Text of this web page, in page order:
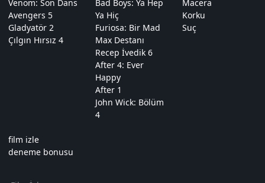
Venom: Son Dans
Avengers 5
Gladyatör 2
Çılgın Hırsız 4
Bad Boys: Ya Hep
Ya Hiç
Furiosa: Bir Mad
Max Destanı
Recep İvedik 6
After 4: Ever
Happy
After 1
John Wick: Bölüm
4
Macera
Korku
Suç
film izle
deneme bonusu